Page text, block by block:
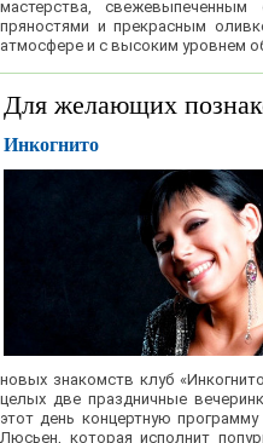
мастерства,
пряностями и прекрасным
атмосфере и с высоким уровнем
Для желающих
Инкогнито
новых знакомств клуб
целых две праздничные
этот день концертную
Люсьен, которая исполнит